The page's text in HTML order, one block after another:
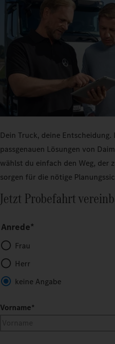
Dein Truck, deine
passgenauen Lösungen von
wählst du einfach den Weg, der
sorgen für die nötige
Jetzt Probefahrt
Anrede*
Frau
Herr
keine Angabe
Vorname*